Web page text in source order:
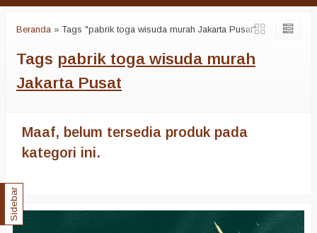
Beranda »Tags "pabrik toga wisuda murah Jakarta Pusat"
Tags pabrik toga wisuda murah
Jakarta Pusat
Maaf, belum tersedia produk pada
kategori ini.
Sidebar